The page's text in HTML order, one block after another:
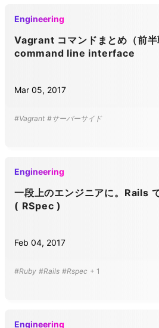
Engineering
Vagrant コマンドまとめ（前
command line interface
Mar 05, 2017
#Vagrant #サーバーサイド
Engineering
一段上のエンジニアに。Rails
( RSpec )
Feb 04, 2017
#Ruby #Rails #Rspec + 1
Engineering